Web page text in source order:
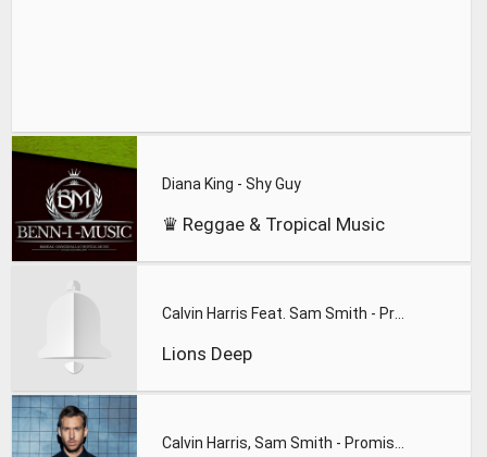
Diana King - Shy Guy
♛ Reggae & Tropical Music
Lions Deep